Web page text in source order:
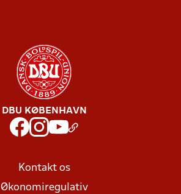
DBU KØBENHAVN
Kontakt os
Økonomiregulativ